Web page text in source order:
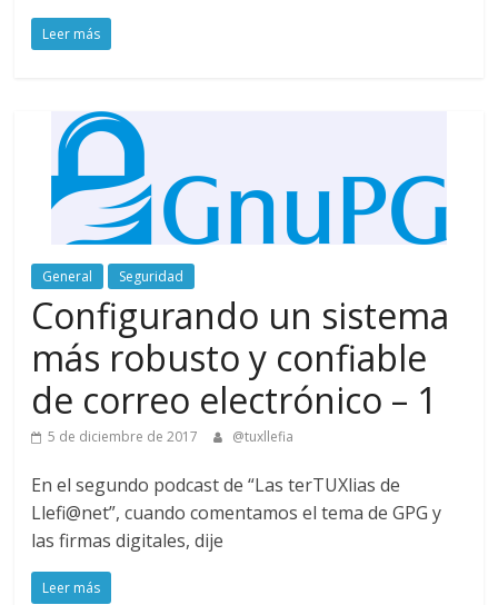
Leer más
General Seguridad
Configurando un sistema
más robusto y confiable
de correo electrónico – 1
5 de diciembre de 2017 @tuxllefia
En el segundo podcast de “Las terTUXlias de
Llefi@net”, cuando comentamos el tema de GPG y
las firmas digitales, dije
Leer más